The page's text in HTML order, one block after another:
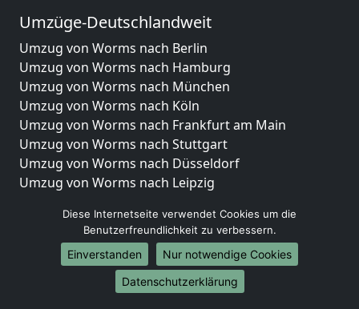
Umzüge-Deutschlandweit
Umzug von Worms nach Berlin
Umzug von Worms nach Hamburg
Umzug von Worms nach München
Umzug von Worms nach Köln
Umzug von Worms nach Frankfurt am Main
Umzug von Worms nach Stuttgart
Umzug von Worms nach Düsseldorf
Umzug von Worms nach Leipzig
Umzug von Worms nach Essen
Umzug von Worms nach Bremen
Umzug von Worms nach Dresden
Umzug von Worms nach Hannover
Umzug von Worms nach Nürnberg
Diese Internetseite verwendet Cookies um die
Benutzerfreundlichkeit zu verbessern.
Einverstanden
Nur notwendige Cookies
Datenschutzerklärung